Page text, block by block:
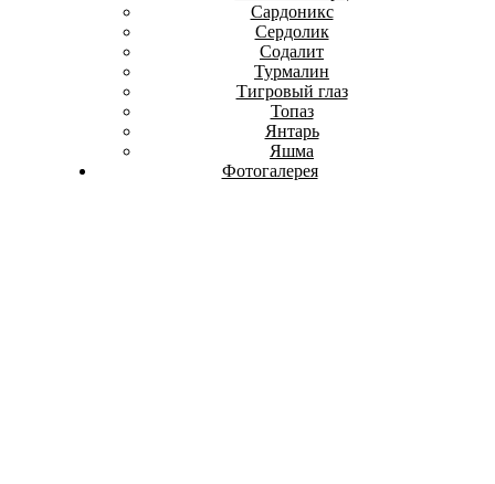
Сардоникс
Сердолик
Содалит
Турмалин
Тигровый глаз
Топаз
Янтарь
Яшма
Фотогалерея